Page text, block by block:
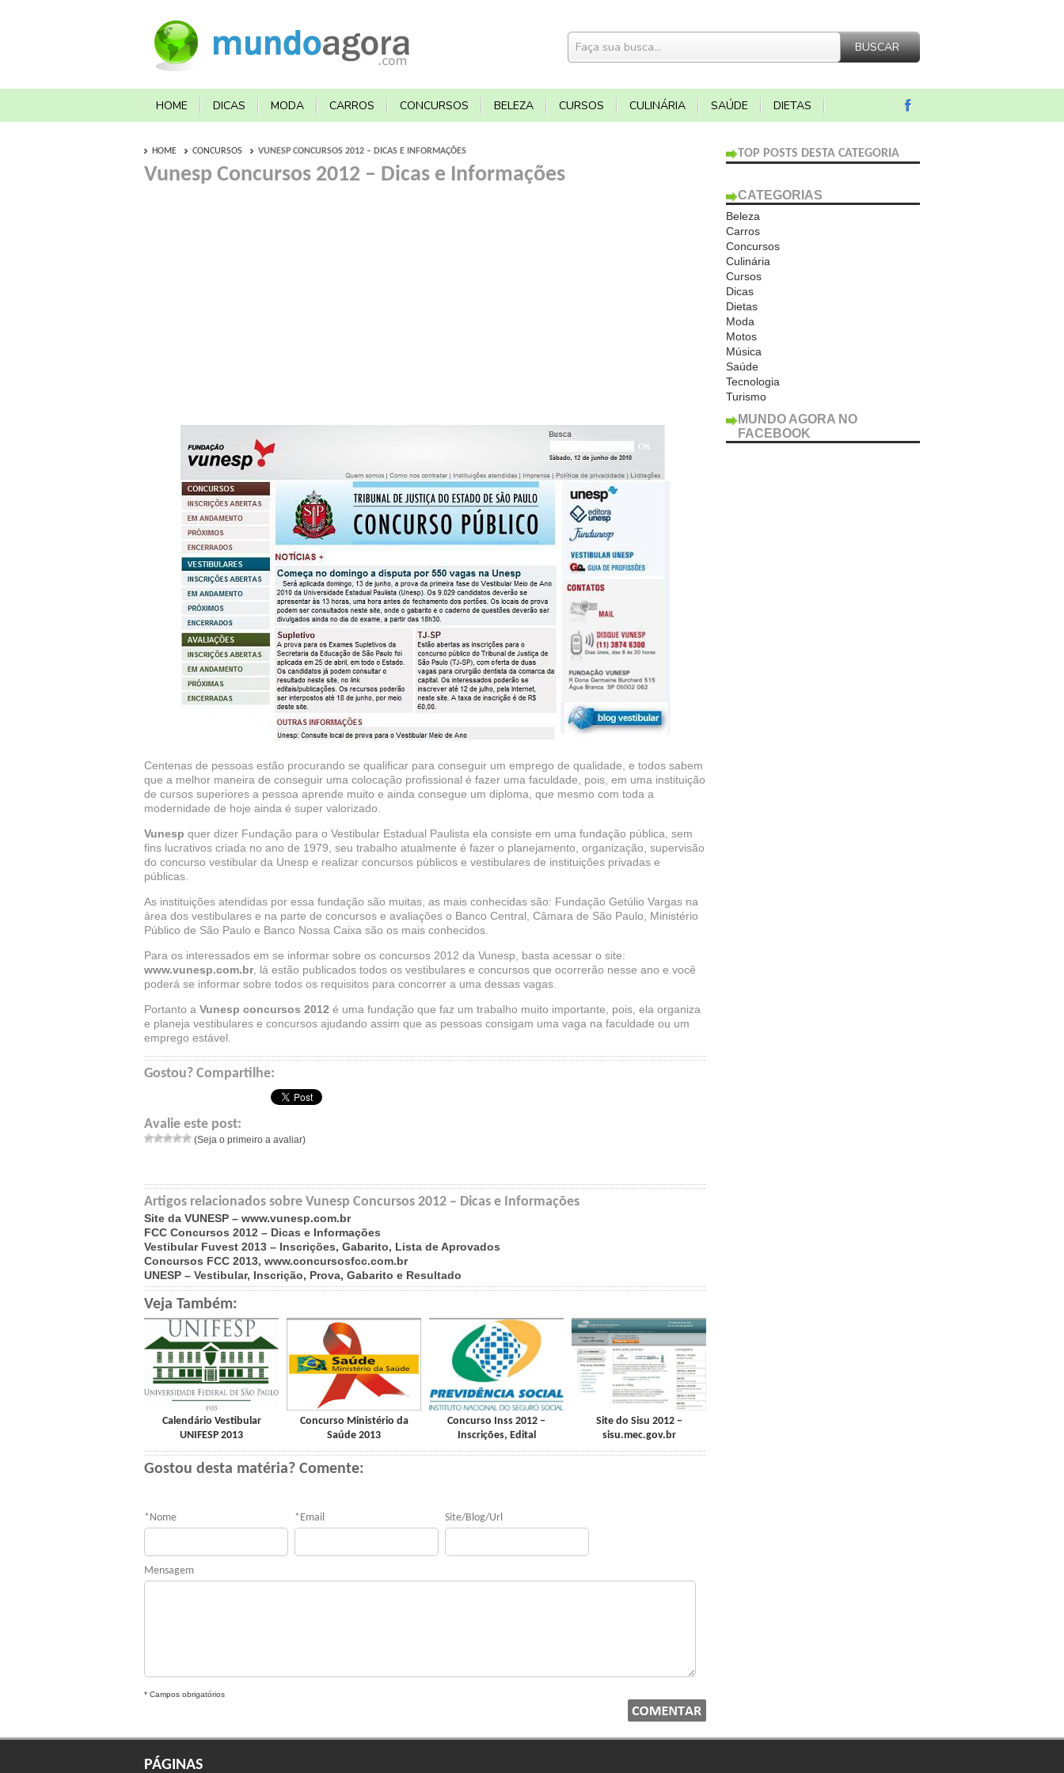
HOME DICAS MODA CARROS CONCURSOS BELEZA CURSOS CULINÁRIA SAÚDE DIETAS
HOME CONCURSOS VUNESP CONCURSOS 2012 – DICAS E INFORMAÇÕES
Vunesp Concursos 2012 – Dicas e Informações
Centenas de pessoas estão procurando se qualificar para conseguir um emprego de qualidade, e todos sabem
que a melhor maneira de conseguir uma colocação profissional é fazer uma faculdade, pois, em uma instituição
de cursos superiores a pessoa aprende muito e ainda consegue um diploma, que mesmo com toda a
modernidade de hoje ainda é super valorizado.
Vunesp quer dizer Fundação para o Vestibular Estadual Paulista ela consiste em uma fundação pública, sem
fins lucrativos criada no ano de 1979, seu trabalho atualmente é fazer o planejamento, organização, supervisão
do concurso vestibular da Unesp e realizar concursos públicos e vestibulares de instituições privadas e
públicas.
As instituições atendidas por essa fundação são muitas, as mais conhecidas são: Fundação Getúlio Vargas na
área dos vestibulares e na parte de concursos e avaliações o Banco Central, Câmara de São Paulo, Ministério
Público de São Paulo e Banco Nossa Caixa são os mais conhecidos.
Para os interessados em se informar sobre os concursos 2012 da Vunesp, basta acessar o site:
www.vunesp.com.br, lá estão publicados todos os vestibulares e concursos que ocorrerão nesse ano e você
poderá se informar sobre todos os requisitos para concorrer a uma dessas vagas.
Portanto a Vunesp concursos 2012 é uma fundação que faz um trabalho muito importante, pois, ela organiza
e planeja vestibulares e concursos ajudando assim que as pessoas consigam uma vaga na faculdade ou um
emprego estável.
Gostou? Compartilhe:
Avalie este post:
(Seja o primeiro a avaliar)
Artigos relacionados sobre Vunesp Concursos 2012 – Dicas e Informações
Site da VUNESP – www.vunesp.com.br
FCC Concursos 2012 – Dicas e Informações
Vestibular Fuvest 2013 – Inscrições, Gabarito, Lista de Aprovados
Concursos FCC 2013, www.concursosfcc.com.br
UNESP – Vestibular, Inscrição, Prova, Gabarito e Resultado
Veja Também:
Calendário Vestibular
UNIFESP 2013
Concurso Ministério da
Saúde 2013
Concurso Inss 2012 –
Inscrições, Edital
Site do Sisu 2012 –
sisu.mec.gov.br
Gostou desta matéria? Comente:
* Nome * Email Site/Blog/Url
Mensagem
* Campos obrigatórios
TOP POSTS DESTA CATEGORIA
CATEGORIAS
Beleza
Carros
Concursos
Culinária
Cursos
Dicas
Dietas
Moda
Motos
Música
Saúde
Tecnologia
Turismo
MUNDO AGORA NO
FACEBOOK
PÁGINAS